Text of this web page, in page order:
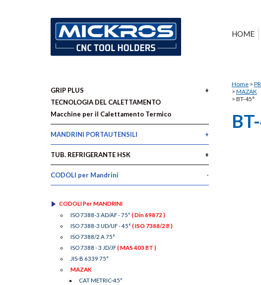
HOME
Home>
> MAZAK
> BT-45°
GRIP PLUS
TECNOLOGIA DEL CALETTAMENTO
Macchine per il Calettamento Termico
MANDRINI PORTAUTENSILI
TUB. REFRIGERANTE HSK
CODOLI per Mandrini
CODOLI Per MANDRINI
ISO 7388-3 AD/AF - 75°( Din 69872 )
ISO 7388-3 UD/UF - 45°( ISO 7388/2 B )
ISO 7388/2 A 75°
ISO 7388 - 3 JD/JF( MAS 403 BT )
JIS-B 6339 75°
MAZAK
CAT METRIC-45°